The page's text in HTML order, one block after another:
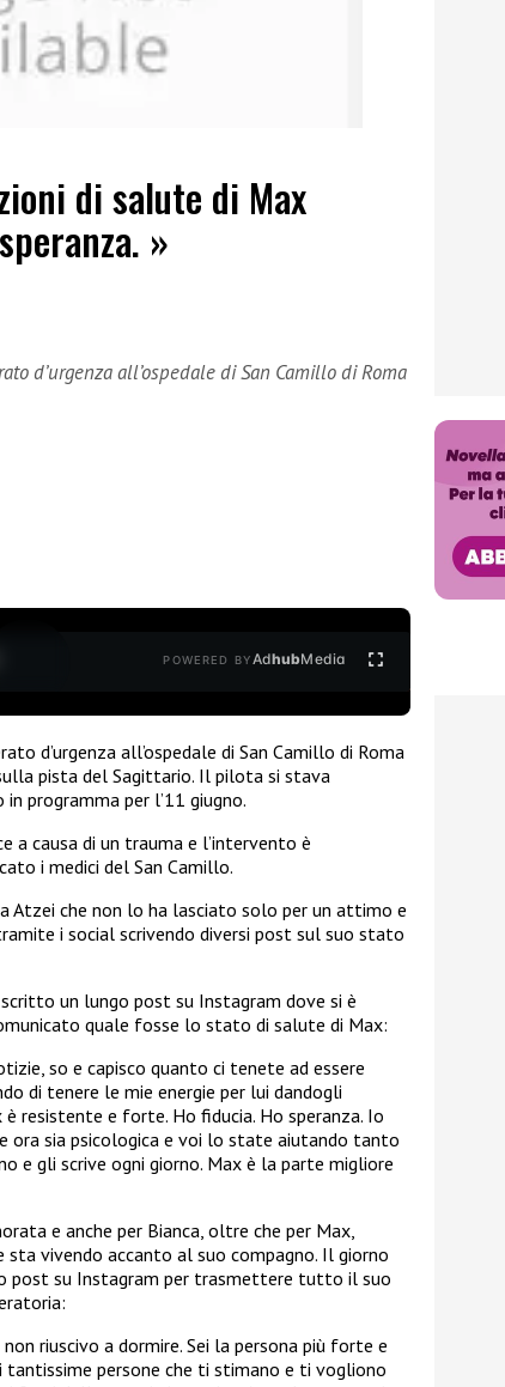
di salute di Max
»
d’urgenza all’ospedale di San Camillo di Roma
POWERED BYAdhubMedia
d’urgenza all’ospedale di San Camillo di Roma
pista del Sagittario. Il pilota si stava
programma per l’11 giugno.
causa di un trauma e l’intervento è
i medici del San Camillo.
Atzei che non lo ha lasciato solo per un attimo e
i social scrivendo diversi post sul suo stato
un lungo post su Instagram dove si è
quale fosse lo stato di salute di Max:
so e capisco quanto ci tenete ad essere
di tenere le mie energie per lui dandogli
resistente e forte. Ho fiducia. Ho speranza. Io
ora sia psicologica e voi lo state aiutando tanto
e gli scrive ogni giorno. Max è la parte migliore
e anche per Bianca, oltre che per Max,
vivendo accanto al suo compagno. Il giorno
post su Instagram per trasmettere tutto il suo
riuscivo a dormire. Sei la persona più forte e
tantissime persone che ti stimano e ti vogliono